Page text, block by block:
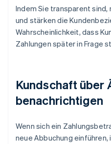
Indem Sie transparent sind,
und stärken die
Wahrscheinlichkeit, dass
Zahlungen später in Frage
Kundschaft über
benachrichtigen
Wenn sich ein
neue Abbuchung einführen,